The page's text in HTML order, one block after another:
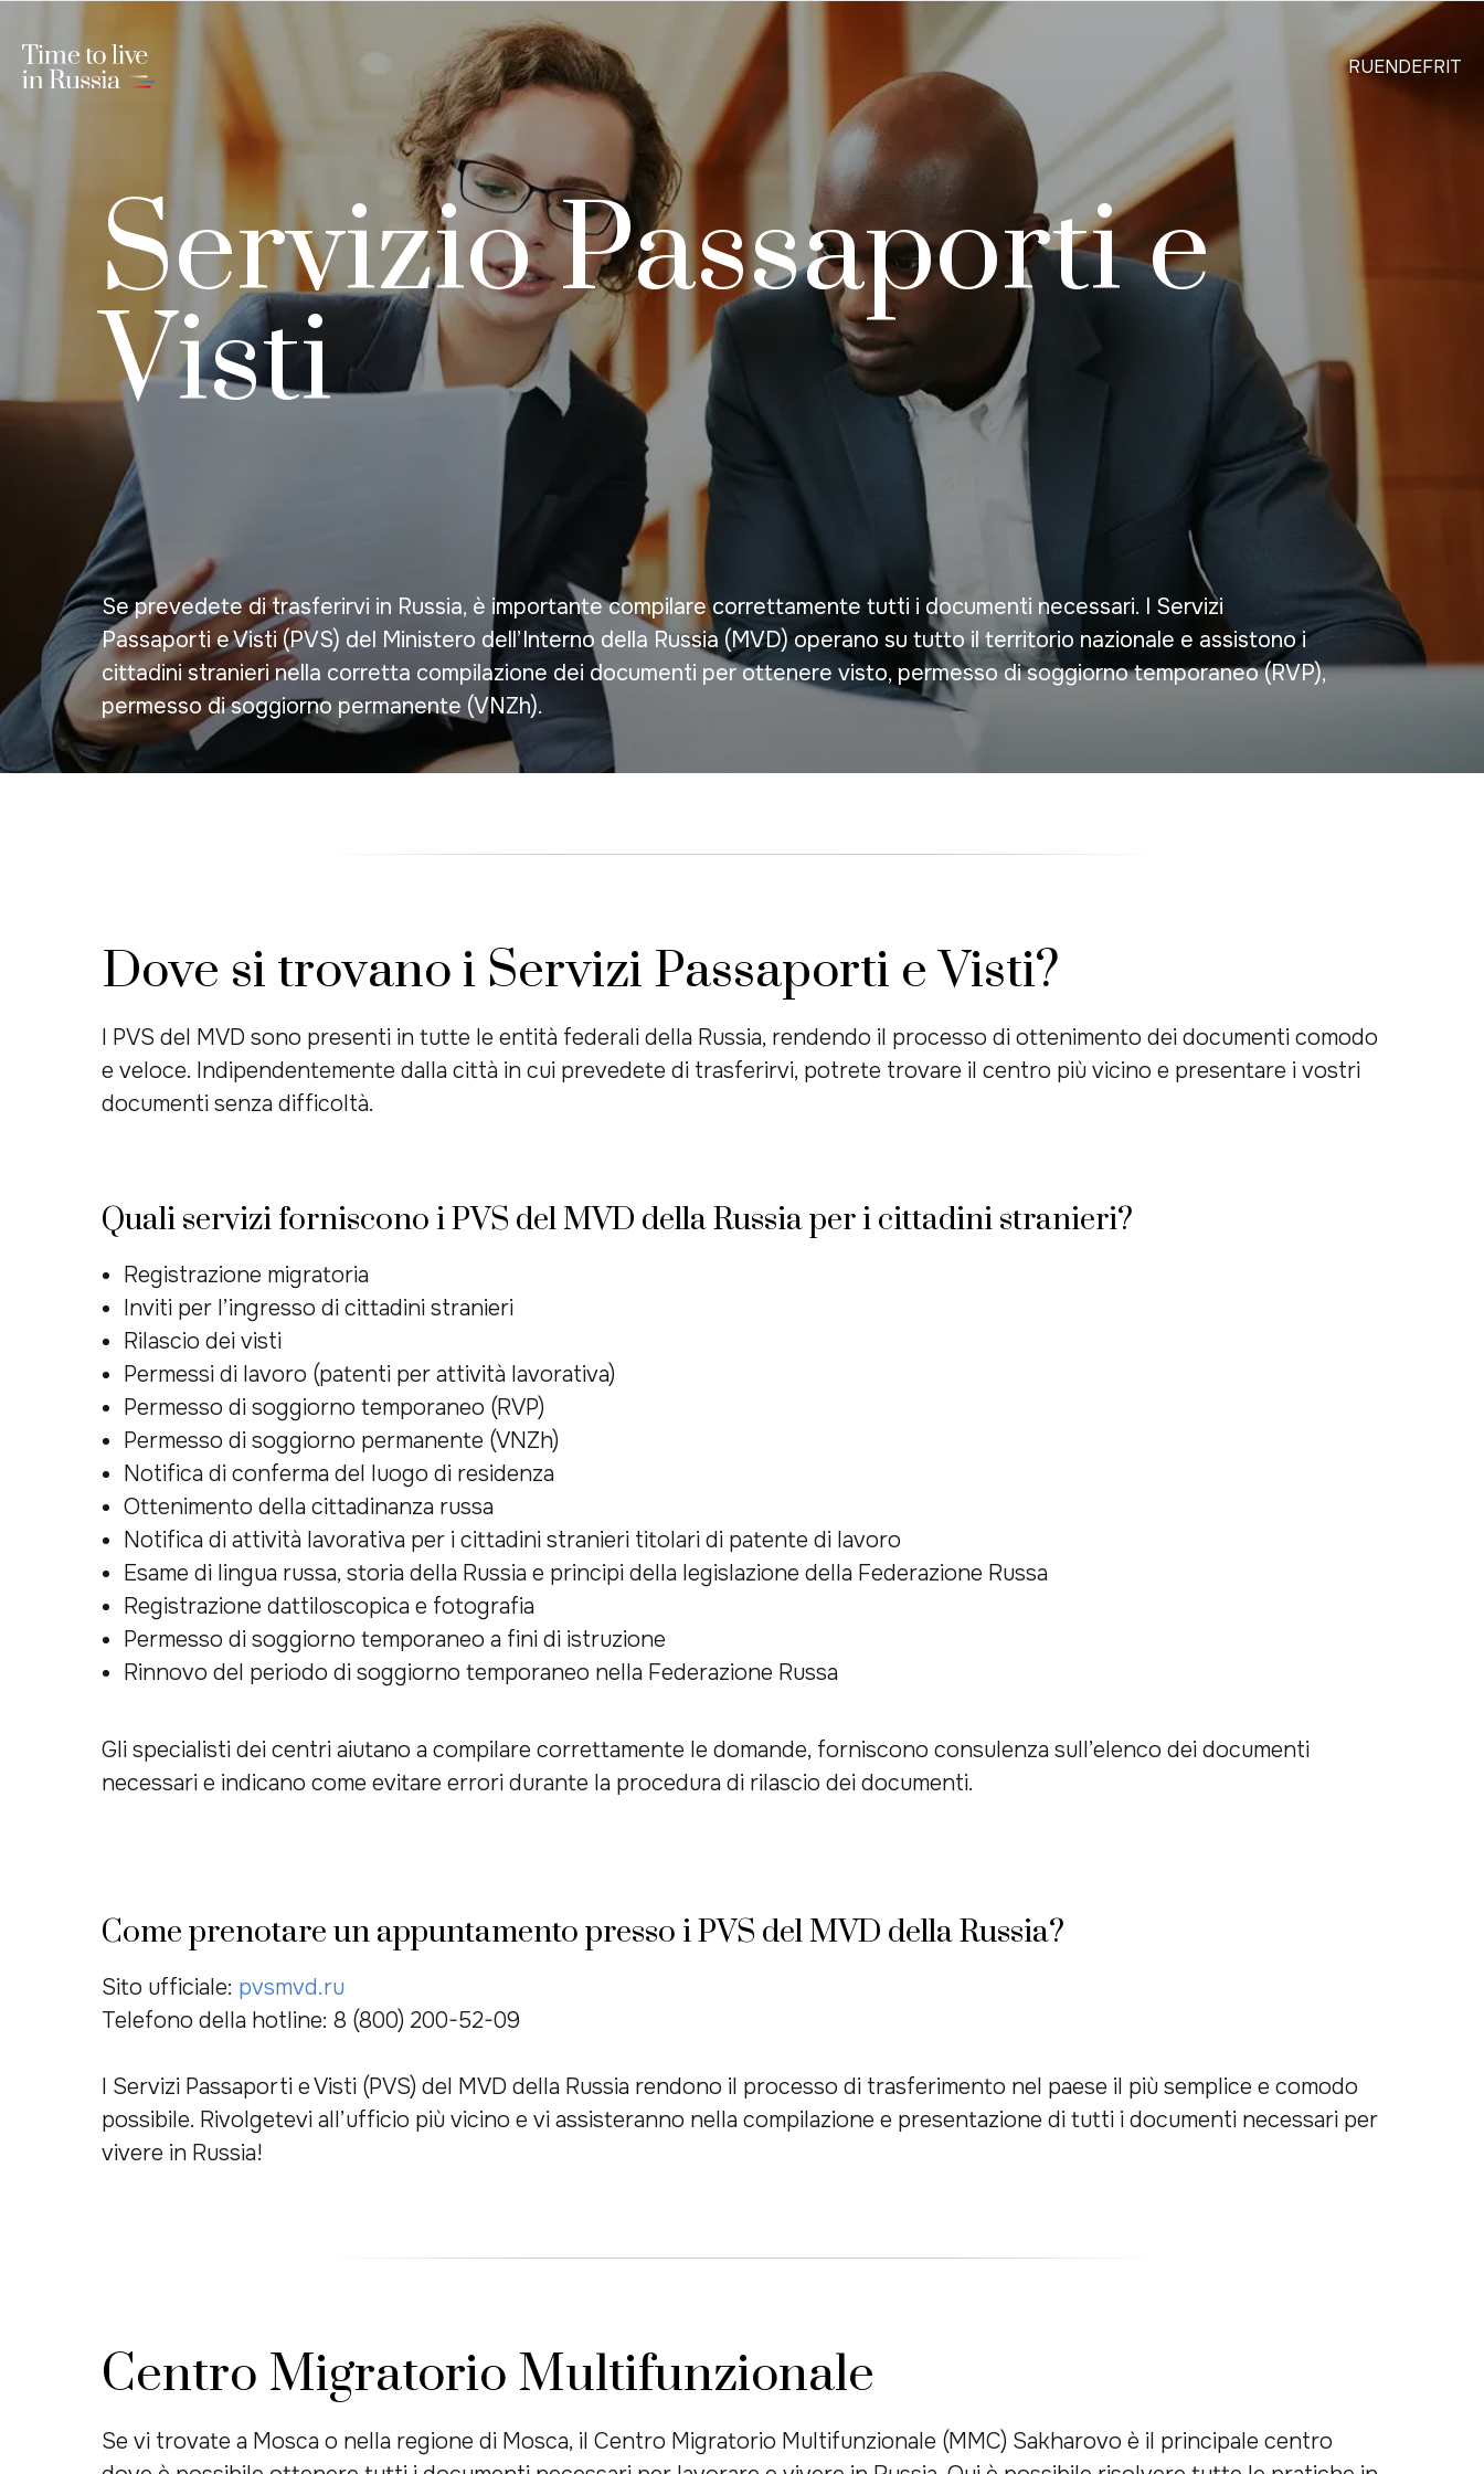
RUENDEFRIT
Servizio Passaporti e
Visti
Se prevedete di trasferirvi in Russia, è importante compilare correttamente tutti i documenti necessari. I Servizi
Passaporti e Visti (PVS) del Ministero dell’Interno della Russia (MVD) operano su tutto il territorio nazionale e assistono i
cittadini stranieri nella corretta compilazione dei documenti per ottenere visto, permesso di soggiorno temporaneo (RVP),
permesso di soggiorno permanente (VNZh).
Dove si trovano i Servizi Passaporti e Visti?
I PVS del MVD sono presenti in tutte le entità federali della Russia, rendendo il processo di ottenimento dei documenti comodo
e veloce. Indipendentemente dalla città in cui prevedete di trasferirvi, potrete trovare il centro più vicino e presentare i vostri
documenti senza difficoltà.
Quali servizi forniscono i PVS del MVD della Russia per i cittadini stranieri?
Registrazione migratoria
Inviti per l’ingresso di cittadini stranieri
Rilascio dei visti
Permessi di lavoro (patenti per attività lavorativa)
Permesso di soggiorno temporaneo (RVP)
Permesso di soggiorno permanente (VNZh)
Notifica di conferma del luogo di residenza
Ottenimento della cittadinanza russa
Notifica di attività lavorativa per i cittadini stranieri titolari di patente di lavoro
Esame di lingua russa, storia della Russia e principi della legislazione della Federazione Russa
Registrazione dattiloscopica e fotografia
Permesso di soggiorno temporaneo a fini di istruzione
Rinnovo del periodo di soggiorno temporaneo nella Federazione Russa
Gli specialisti dei centri aiutano a compilare correttamente le domande, forniscono consulenza sull’elenco dei documenti
necessari e indicano come evitare errori durante la procedura di rilascio dei documenti.
Come prenotare un appuntamento presso i PVS del MVD della Russia?
Sito ufficiale: pvsmvd.ru
Telefono della hotline: 8 (800) 200-52-09
I Servizi Passaporti e Visti (PVS) del MVD della Russia rendono il processo di trasferimento nel paese il più semplice e comodo
possibile. Rivolgetevi all’ufficio più vicino e vi assisteranno nella compilazione e presentazione di tutti i documenti necessari per
vivere in Russia!
Centro Migratorio Multifunzionale
Se vi trovate a Mosca o nella regione di Mosca, il Centro Migratorio Multifunzionale (MMC) Sakharovo è il principale centro